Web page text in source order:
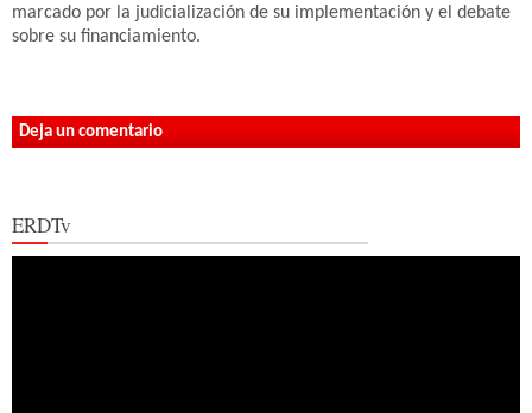
marcado por la judicialización de su implementación y el debate
sobre su financiamiento.
Deja un comentario
ERDTv